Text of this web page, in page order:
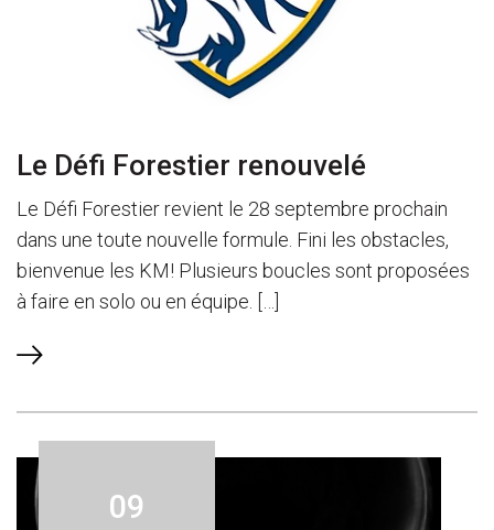
Le Défi Forestier renouvelé
Le Défi Forestier revient le 28 septembre prochain
dans une toute nouvelle formule. Fini les obstacles,
bienvenue les KM! Plusieurs boucles sont proposées
à faire en solo ou en équipe. […]
09